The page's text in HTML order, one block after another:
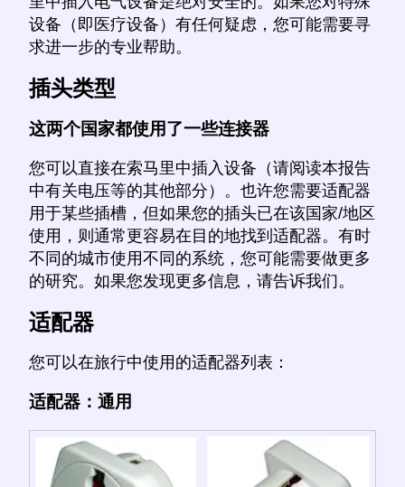
设备（即医疗设备）有任何疑虑，您可能需要寻
求进一步的专业帮助。
插头类型
这两个国家都使用了一些连接器
您可以直接在索马里中插入设备（请阅读本报告
中有关电压等的其他部分）。也许您需要适配器
用于某些插槽，但如果您的插头已在该国家/地区
使用，则通常更容易在目的地找到适配器。有时
不同的城市使用不同的系统，您可能需要做更多
的研究。如果您发现更多信息，请告诉我们。
适配器
您可以在旅行中使用的适配器列表：
适配器：通用